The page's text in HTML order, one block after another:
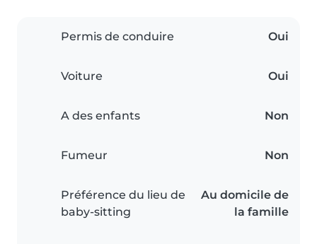
Permis de conduire Oui
Voiture Oui
A des enfants Non
Fumeur Non
Préférence du lieu de
baby-sitting
Au domicile de
la famille